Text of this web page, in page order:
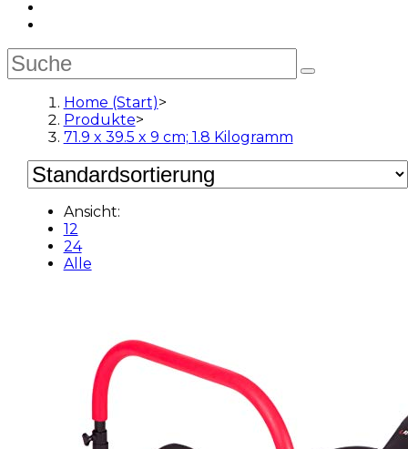
Home (Start)>
Produkte>
71.9 x 39.5 x 9 cm; 1.8 Kilogramm
Ansicht:
12
24
Alle